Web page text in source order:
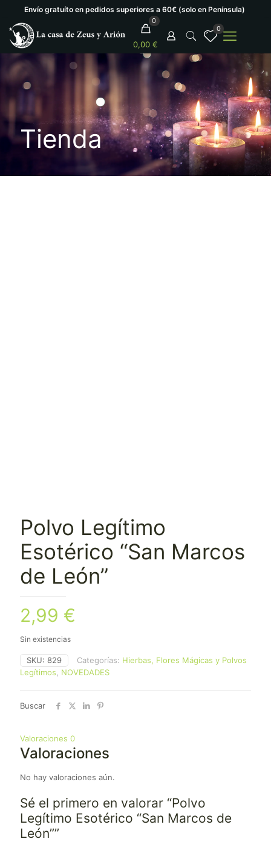
Envío gratuíto en pedidos superiores a 60€ (solo en Península)
0
0,00 €
0
Tienda
Polvo Legítimo
Esotérico “San Marcos
de León”
2,99 €
Sin existencias
SKU: 829 Categorías: Hierbas, Flores Mágicas y Polvos
Legítimos, NOVEDADES
Buscar
Valoraciones 0
Valoraciones
No hay valoraciones aún.
Sé el primero en valorar “Polvo
Legítimo Esotérico “San Marcos de
León””